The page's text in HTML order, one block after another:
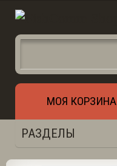
МОЯ КОРЗИНА
РАЗДЕЛЫ